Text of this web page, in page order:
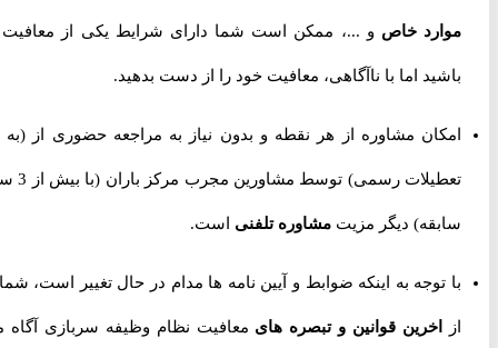
موارد خاصو ...، ممکن است شما دارای شرایط یکی از معافیت ها
باشید اما با ناآگاهی، معافیت خود را از دست بدهید.
امکان مشاوره از هر نقطه و بدون نیاز به مراجعه حضوری از (به جز
تعطیلات رسمی) توسط مشاورین مجرب مرکز باران (با بیش از 3 سال
سابقه) دیگر مزیت مشاوره تلفنیاست.
با توجه به اینکه ضوابط و آیین نامه ها مدام در حال تغییر است، شما را
اخرین قوانین و تبصره هایمعافیت نظام وظیفه سربازی آگاه می